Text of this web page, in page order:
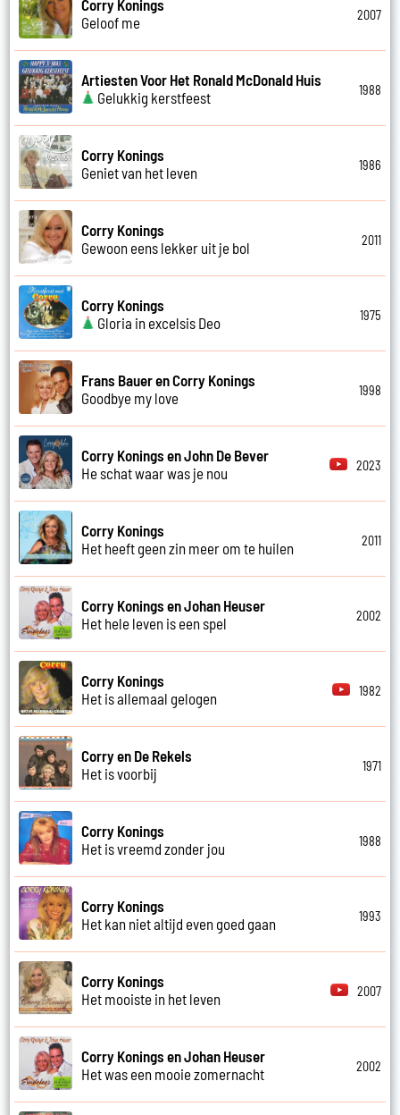
Corry Konings
Geloof me
2007
Artiesten Voor Het Ronald McDonald Huis
Gelukkig kerstfeest
1988
Corry Konings
Geniet van het leven
1986
Corry Konings
Gewoon eens lekker uit je bol
2011
Corry Konings
Gloria in excelsis Deo
1975
Frans Bauer en Corry Konings
Goodbye my love
1998
Corry Konings en John De Bever
He schat waar was je nou
2023
Corry Konings
Het heeft geen zin meer om te huilen
2011
Corry Konings en Johan Heuser
Het hele leven is een spel
2002
Corry Konings
Het is allemaal gelogen
1982
Corry en De Rekels
Het is voorbij
1971
Corry Konings
Het is vreemd zonder jou
1988
Corry Konings
Het kan niet altijd even goed gaan
1993
Corry Konings
Het mooiste in het leven
2007
Corry Konings en Johan Heuser
Het was een mooie zomernacht
2002